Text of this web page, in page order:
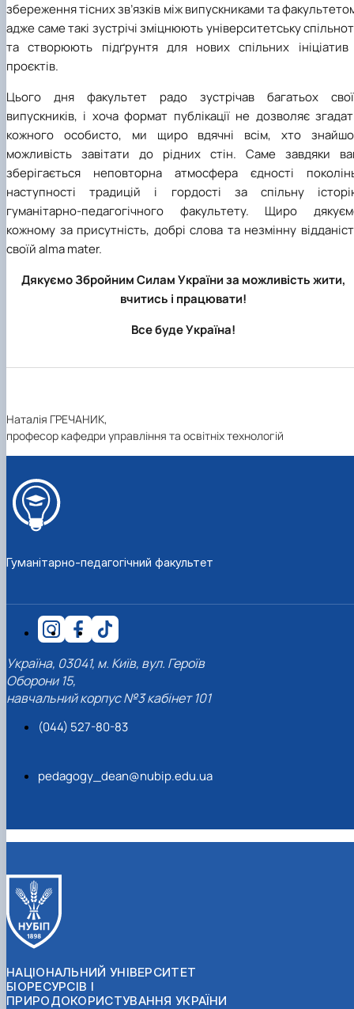
збереження тісних зв’язків між випускниками та
адже саме такі зустрічі зміцнюють університетську
та створюють підґрунтя для нових спільних ініціатив
проєктів.
Цього дня факультет радо зустрічав багатьох
випускників, і хоча формат публікації не дозволяє
кожного особисто, ми щиро вдячні всім, хто
можливість завітати до рідних стін. Саме завдяки
зберігається неповторна атмосфера єдності
наступності традицій і гордості за спільну
гуманітарно-педагогічного факультету. Щиро
кожному за присутність, добрі слова та незмінну
своїй alma mater.
Дякуємо Збройним Силам України за можливість жити,
вчитись і працювати!
Все буде Україна!
Наталія ГРЕЧАНИК,
професор кафедри управління та освітніх технологій
Гуманітарно-педагогічний факультет
Україна, 03041, м. Київ, вул. Героїв
Оборони 15,
навчальний корпус №3 кабінет 101
(044) 527-80-83
pedagogy_dean@nubip.edu.ua
НАЦІОНАЛЬНИЙ УНІВЕРСИТЕТ
БІОРЕСУРСІВ І
ПРИРОДОКОРИСТУВАННЯ УКРАЇНИ